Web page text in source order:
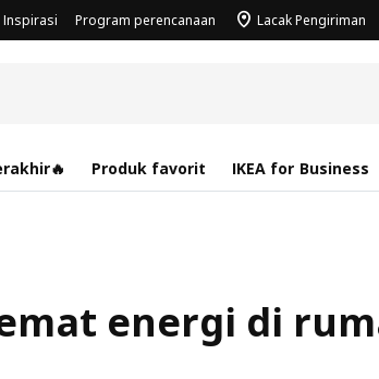
Inspirasi Program perencanaan Lacak Pengiriman
Produk favorit IKEA for Business
energi di